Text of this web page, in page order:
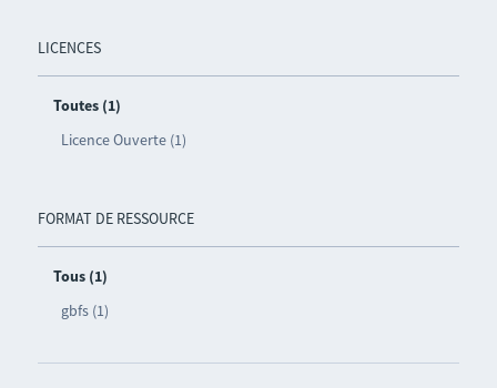
LICENCES
Toutes (1)
Licence Ouverte (1)
FORMAT DE RESSOURCE
Tous (1)
gbfs (1)